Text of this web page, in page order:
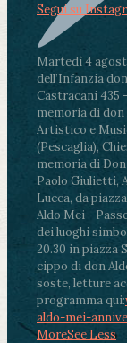
Martedì 4
dell’Infanzia
Castracani 435
memoria di
Artistico e
(Pescaglia),
memoria di Don
Paolo Giulietti,
Lucca, da
Aldo Mei -
dei luoghi
20.30 in piazza
cippo di don
soste, letture
programma qui:
aldo-mei-
MoreSee Less
Segui su